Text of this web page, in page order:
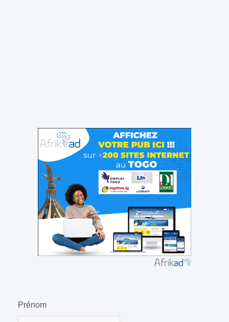
Prénom